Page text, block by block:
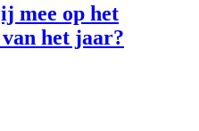
mee op het
het jaar?